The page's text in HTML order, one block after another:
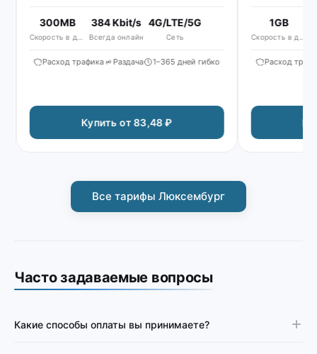
сниженная скорость до ~384 Kbit/s*
300MB
Скорость в день
384 Kbit/s
Всегда онлайн
4G/LTE/5G
Сеть
Расход трафика Раздача 1–365 дней гибко
Купить от 83,48 ₽
сниженная
1GB
Скорость в день
Расход трафика
Все тарифы Люксембург
Часто задаваемые вопросы
Какие способы оплаты вы принимаете?